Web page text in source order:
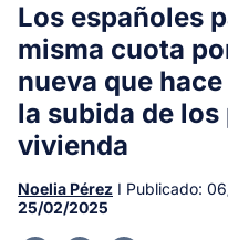
Los españoles
misma cuota
nueva que
la subida de
vivienda
Noelia Pérez I Publicado:
25/02/2025